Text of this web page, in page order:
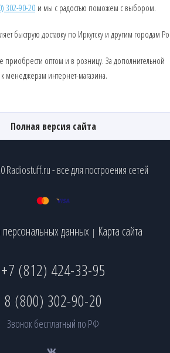
302-90-20 и мы с радостью поможем с выбором.
быструю доставку по Иркутску и другим городам
приобрести оптом и в розницу. За дополнительной
менеджерам интернет-магазина.
Полная версия сайта
Radiostuff.ru - все для построения сетей
персональных данных | Карта сайта
+7 (812) 424-33-95
8 (800) 302-90-20
Звонок бесплатный по РФ